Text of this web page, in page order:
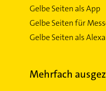
Gelbe Seiten als App
Gelbe Seiten für
Gelbe Seiten als
Mehrfach